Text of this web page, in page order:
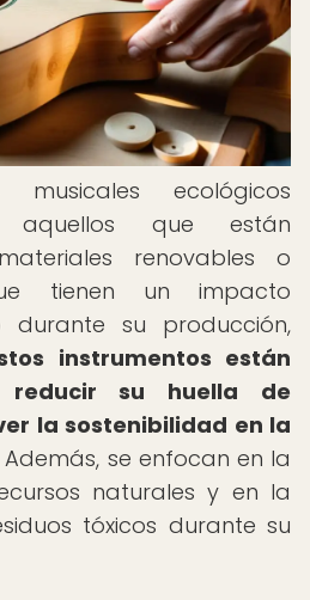
musicales ecológicos
aquellos que están
renovables o
tienen un impacto
durante su producción,
instrumentos están
reducir su huella de
la sostenibilidad en la
Además, se enfocan en la
naturales y en la
tóxicos durante su